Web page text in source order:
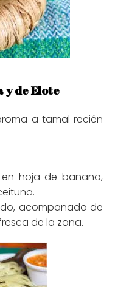
y de Elote
a tamal recién
en hoja de banano,
acompañado de
de la zona.